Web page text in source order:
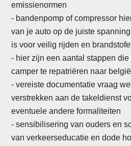
emissienormen
- bandenpomp of compressor
van je auto op de juiste
is voor veilig rijden en
- hier zijn een aantal stappen
camper te repatriëren naar belgië
- vereiste documentatie vraag
verstrekken aan de takeldienst
eventuele andere formaliteiten
-sensibilisering van ouders en
van verkeerseducatie en dode